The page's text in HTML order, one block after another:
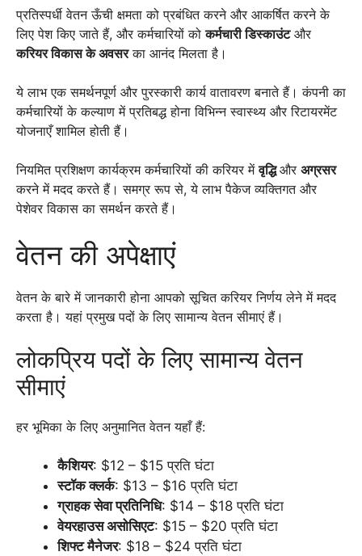
प्रतिस्पर्धी वेतन ऊँची क्षमता को प्रबंधित करने और आकर्षित करने के
लिए पेश किए जाते हैं, और कर्मचारियों कोकर्मचारी डिस्काउंटऔर
करियर विकास के अवसरका आनंद मिलता है।
ये लाभ एक समर्थनपूर्ण और पुरस्कारी कार्य वातावरण बनाते हैं। कंपनी का
कर्मचारियों के कल्याण में प्रतिबद्ध होना विभिन्न स्वास्थ्य और रिटायरमेंट
योजनाएँ शामिल होती हैं।
नियमित प्रशिक्षण कार्यक्रम कर्मचारियों की करियर मेंवृद्धिऔर अग्रसर
करने में मदद करते हैं। समग्र रूप से, ये लाभ पैकेज व्यक्तिगत और
पेशेवर विकास का समर्थन करते हैं।
वेतन की अपेक्षाएं
वेतन के बारे में जानकारी होना आपको सूचित करियर निर्णय लेने में मदद
करता है। यहां प्रमुख पदों के लिए सामान्य वेतन सीमाएं हैं।
लोकप्रिय पदों के लिए सामान्य वेतन
सीमाएं
हर भूमिका के लिए अनुमानित वेतन यहाँ हैं:
कैशियर: $12 – $15 प्रति घंटा
स्टॉक क्लर्क: $13 – $16 प्रति घंटा
ग्राहक सेवा प्रतिनिधि: $14 – $18 प्रति घंटा
वेयरहाउस असोसिएट: $15 – $20 प्रति घंटा
शिफ्ट मैनेजर: $18 – $24 प्रति घंटा